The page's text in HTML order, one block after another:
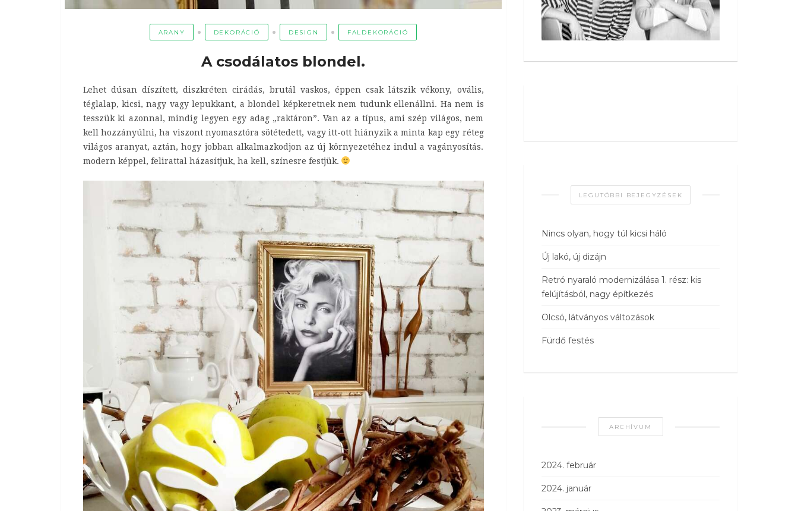
ARANY DEKORÁCIÓ DESIGN FALDEKORÁCIÓ
A csodálatos blondel.
Lehet dúsan díszített, diszkréten cirádás, brutál vaskos, éppen csak látszik vékony, ovális,
téglalap, kicsi, nagy vagy lepukkant, a blondel képkeretnek nem tudunk ellenállni. Ha nem is
tesszük ki azonnal, mindig legyen egy adag „raktáron”. Van az a típus, ami szép világos, nem
kell hozzányúlni, ha viszont nyomasztóra sötétedett, vagy itt-ott hiányzik a minta kap egy réteg
világos aranyat, aztán, hogy jobban alkalmazkodjon az új környezetéhez indul a vagányosítás.
modern képpel, felirattal házasítjuk, ha kell, színesre festjük.
LEGUTÓBBI BEJEGYZÉSEK
Nincs olyan, hogy túl kicsi háló
Új lakó, új dizájn
Retró nyaraló modernizálása 1. rész: kis
felújításból, nagy építkezés
Olcsó, látványos változások
Fürdő festés
ARCHÍVUM
2024. február
2024. január